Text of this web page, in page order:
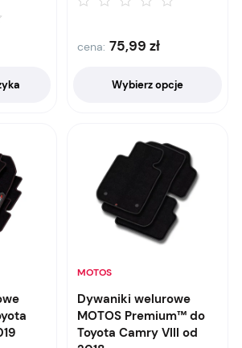
cena: 75,99 zł
Wybierz opcje
MOTOS
Dywaniki welurowe
MOTOS Premium™ do
Toyota Camry VIII od